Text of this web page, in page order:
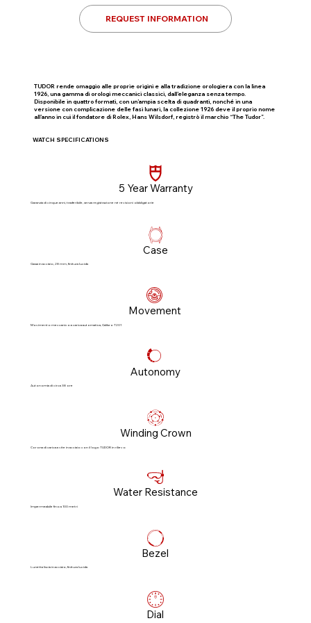
REQUEST INFORMATION
TUDOR rende omaggio alle proprie origini e alla tradizione orologiera con la linea
1926, una gamma di orologi meccanici classici, dall’eleganza senza tempo.
Disponibile in quattro formati, con un’ampia scelta di quadranti, nonché in una
versione con complicazione delle fasi lunari, la collezione 1926 deve il proprio nome
all’anno in cui il fondatore di Rolex, Hans Wilsdorf, registrò il marchio “The Tudor”.
WATCH SPECIFICATIONS
5 Year Warranty
Garanzia di cinque anni, trasferibile, senza registrazione né revisioni obbligatorie​
Case
Cassa in acciaio, 28 mm, finitura lucida
Movement
Movimento meccanico a carica automatica, Calibro T201
Autonomy
Autonomia di circa 38 ore
Winding Crown
Corona di carica a vite in acciaio con il logo TUDOR in rilievo
Water Resistance
Impermeabile fino a 100 metri
Bezel
Lunetta liscia in acciaio, finitura lucida
Dial